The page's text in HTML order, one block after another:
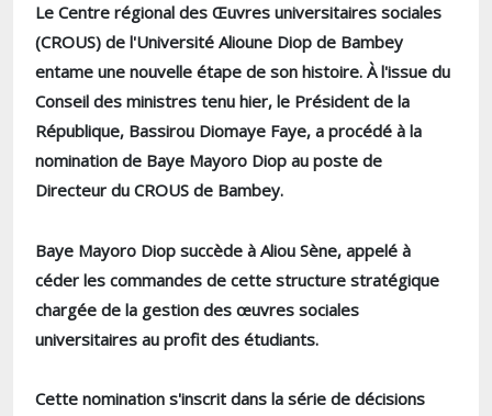
Le Centre régional des Œuvres universitaires sociales
(CROUS) de l'Université Alioune Diop de Bambey
entame une nouvelle étape de son histoire. À l'issue du
Conseil des ministres tenu hier, le Président de la
République, Bassirou Diomaye Faye, a procédé à la
nomination de Baye Mayoro Diop au poste de
Directeur du CROUS de Bambey.
Baye Mayoro Diop succède à Aliou Sène, appelé à
céder les commandes de cette structure stratégique
chargée de la gestion des œuvres sociales
universitaires au profit des étudiants.
Cette nomination s'inscrit dans la série de décisions